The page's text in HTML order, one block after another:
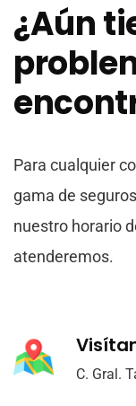
¿Aún
Para cualquier
gama de
nuestro horario
atenderemos.
C. Gral.